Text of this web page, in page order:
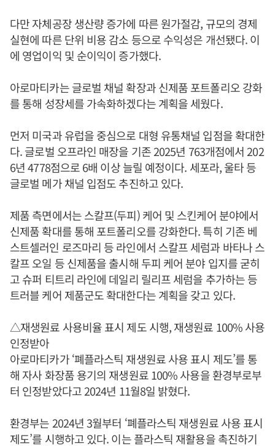
다만 자체공장 생산량 증가에 따른 원가절감, 규모의 경제
실현에 따른 단위 비용 감소 등으로 수익성은 개선됐다. 이
에 영업이익 및 순이익이 증가했다.
아로마티카는 글로벌 채널 확장과 신제품 포트폴리오 강화
를 통해 성장세를 가속화하겠다는 계획을 세웠다.
먼저 미국과 유럽을 중심으로 대형 유통채널 입점을 확대한
다. 글로벌 오프라인 매장을 기존 2025년 763개점에서 202
6년 4778점으로 6배 이상 늘릴 예정이다. 세포라, 울타 등
글로벌 메가 채널 입점도 추진하고 있다.
제품 측면에서는 스칼프(두피) 케어 및 스킨케어 분야에서
신제품 확대를 통해 포트폴리오를 강화한다. 특히 기존 베
스트셀러인 로즈마리 등 라인에서 스칼프 세럼과 바타나 스
칼프 오일 등 신제품을 출시해 두피 케어 분야 입지를 굳히
고 슈퍼 티트리 라인에 데일리 릴리프 세럼을 추가하는 등
트러블 케어 제품군도 확대한다는 계획을 갖고 있다.
△재생원료 사용비율 표시 제도 시행, 재생원료 100% 사용
인정받아
아로마티카가 ‘폐플라스틱 재생원료 사용 표시 제도’를 통
해 자사 화장품 용기의 재생원료 100% 사용을 환경부로부
터 인정받았다고 2024년 11월8일 밝혔다.
환경부는 2024년 3월부터 ‘폐플라스틱 재생원료 사용 표시
제도’를 시행하고 있다. 이는 플라스틱 재활용을 촉진하기